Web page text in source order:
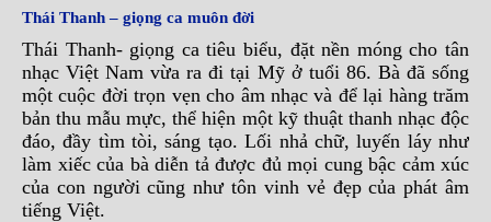
Thái Thanh – giọng ca muôn đời
Thái Thanh- giọng ca tiêu biểu, đặt nền móng cho tân
nhạc Việt Nam vừa ra đi tại Mỹ ở tuổi 86. Bà đã sống
một cuộc đời trọn vẹn cho âm nhạc và để lại hàng trăm
bản thu mẫu mực, thể hiện một kỹ thuật thanh nhạc độc
đáo, đầy tìm tòi, sáng tạo. Lối nhả chữ, luyến láy như
làm xiếc của bà diễn tả được đủ mọi cung bậc cảm xúc
của con người cũng như tôn vinh vẻ đẹp của phát âm
tiếng Việt.